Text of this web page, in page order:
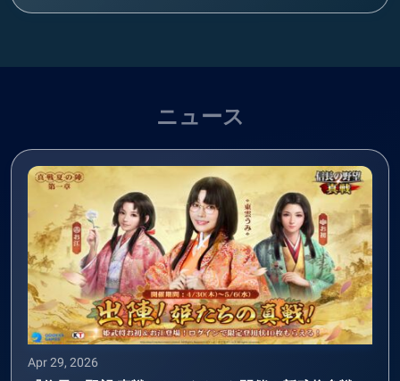
ニュース
Apr 29, 2026